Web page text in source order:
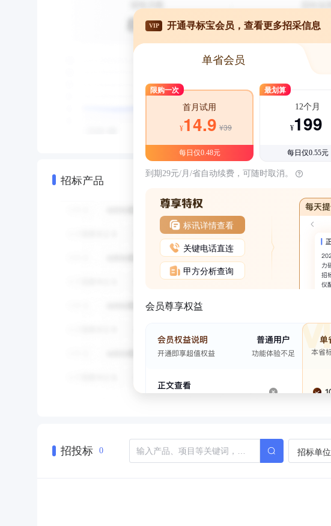
招标产品
VIP 开通寻标宝会员，查看更多招采信息
单省会员
限购一次
首月试用
¥14.9 ¥39
每日仅0.48元
最划算
12个月
¥199
每日仅0.55元
到期29元/月/省自动续费，可随时取消。
标讯详情查看
关键电话直连
甲方分析查询
会员尊享权益
招投标 0 招标单位